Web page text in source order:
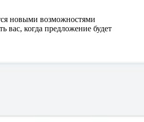
новыми возможностями
вас, когда предложение будет